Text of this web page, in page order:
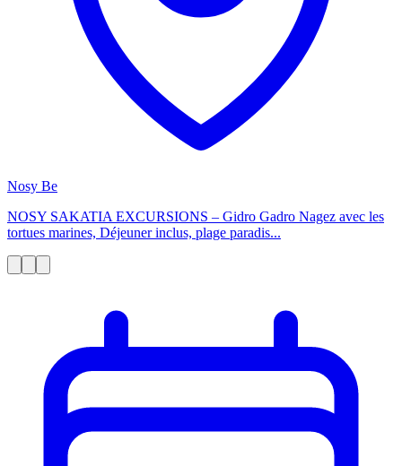
Nosy Be
NOSY SAKATIA EXCURSIONS – Gidro Gadro Nagez avec les
tortues marines, Déjeuner inclus, plage paradis...